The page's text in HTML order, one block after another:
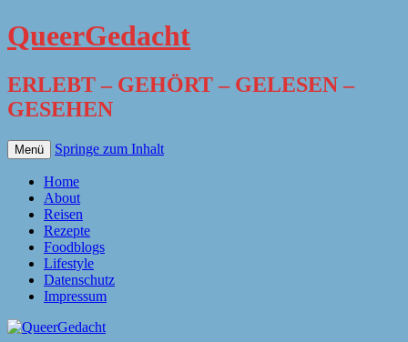
QueerGedacht
ERLEBT – GEHÖRT – GELESEN –
GESEHEN
Menü Springe zum Inhalt
Home
About
Reisen
Rezepte
Foodblogs
Lifestyle
Datenschutz
Impressum